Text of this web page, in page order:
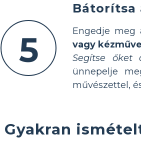
5
Bátorítsa
Engedje meg
vagy
Segítse őket
ünnepelje
művészettel,
Gyakran